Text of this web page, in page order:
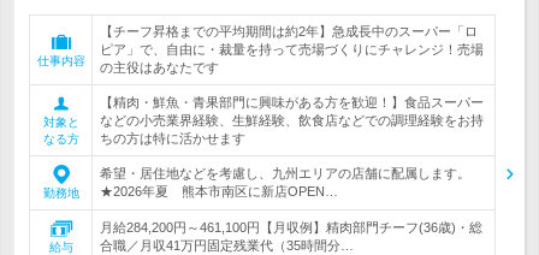
仕事内容
【チーフ昇格までの平均期間は約2年】急成長中のスーパー「ロ
ピア」で、自由に・裁量を持って売場づくりにチャレンジ！売場
の主役はあなたです
対象と
なる方
【精肉・鮮魚・青果部門に興味がある方を歓迎！】食品スーパー
などの小売業界経験、生鮮経験、飲食店などでの調理経験をお持
ちの方は特に活かせます
勤務地
希望・居住地などを考慮し、九州エリアの店舗に配属します。
★2026年夏 熊本市南区に新店OPEN…
給与
月給284,200円～461,100円【月収例】精肉部門チーフ(36歳)・総
合職／月収41万円固定残業代（35時間分…